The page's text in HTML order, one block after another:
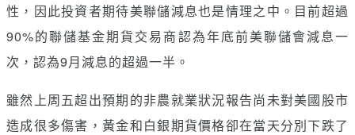
性，因此投資者期待美聯儲減息也是情理之中。目前超過
90%的聯儲基金期貨交易商認為年底前美聯儲會減息一
次，認為9月減息的超過一半。
雖然上周五超出預期的非農就業狀況報告尚未對美國股市
造成很多傷害，黃金和白銀期貨價格卻在當天分別下跌了